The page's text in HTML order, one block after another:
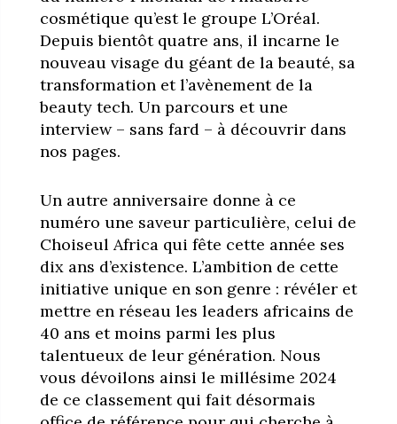
cosmétique qu’est le groupe L’Oréal.
Depuis bientôt quatre ans, il incarne le
nouveau visage du géant de la beauté, sa
transformation et l’avènement de la
beauty tech. Un parcours et une
interview – sans fard – à découvrir dans
nos pages.
Un autre anniversaire donne à ce
numéro une saveur particulière, celui de
Choiseul Africa qui fête cette année ses
dix ans d’existence. L’ambition de cette
initiative unique en son genre : révéler et
mettre en réseau les leaders africains de
40 ans et moins parmi les plus
talentueux de leur génération. Nous
vous dévoilons ainsi le millésime 2024
de ce classement qui fait désormais